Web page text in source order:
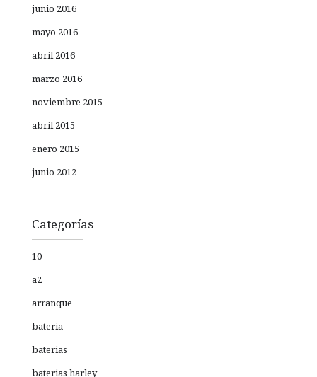
junio 2016
mayo 2016
abril 2016
marzo 2016
noviembre 2015
abril 2015
enero 2015
junio 2012
Categorías
10
a2
arranque
bateria
baterias
baterias harley